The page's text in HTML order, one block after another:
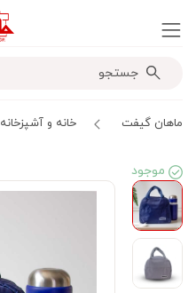
ماهان گیفت خانه و آشپزخانه
موجود